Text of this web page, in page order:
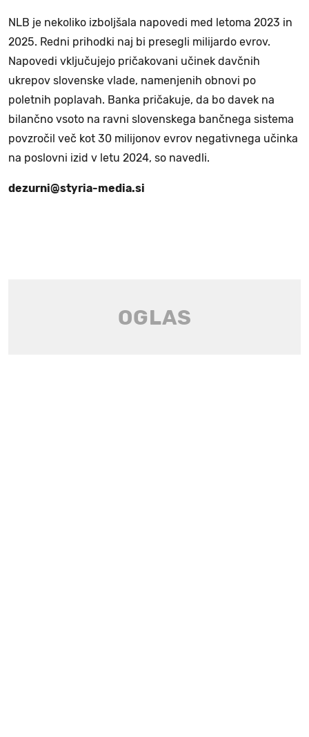
NLB je nekoliko izboljšala napovedi med letoma 2023 in
2025. Redni prihodki naj bi presegli milijardo evrov.
Napovedi vključujejo pričakovani učinek davčnih
ukrepov slovenske vlade, namenjenih obnovi po
poletnih poplavah. Banka pričakuje, da bo davek na
bilančno vsoto na ravni slovenskega bančnega sistema
povzročil več kot 30 milijonov evrov negativnega učinka
na poslovni izid v letu 2024, so navedli.
dezurni@styria-media.si